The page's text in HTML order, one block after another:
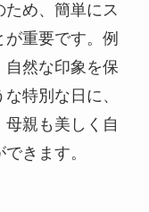
ため、簡単にス
重要です。例
自然な印象を保
特別な日に、
親も美しく自
きます。